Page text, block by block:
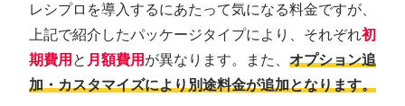
レシプロを導入するにあたって気になる料金ですが、
上記で紹介したパッケージタイプにより、それぞれ初
期費用 と 月額費用 が異なります。また、 オプション追
加・カスタマイズにより別途料金が追加となります。